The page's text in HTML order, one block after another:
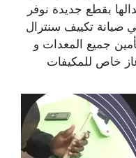
بقطع جديدة نوفر
صيانة تكييف سنترال
جميع المعدات و
غاز خاص للمكيفات